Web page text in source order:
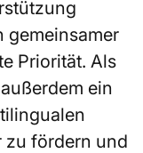
gemeinsamer
Priorität. Als
ein
zu fördern und